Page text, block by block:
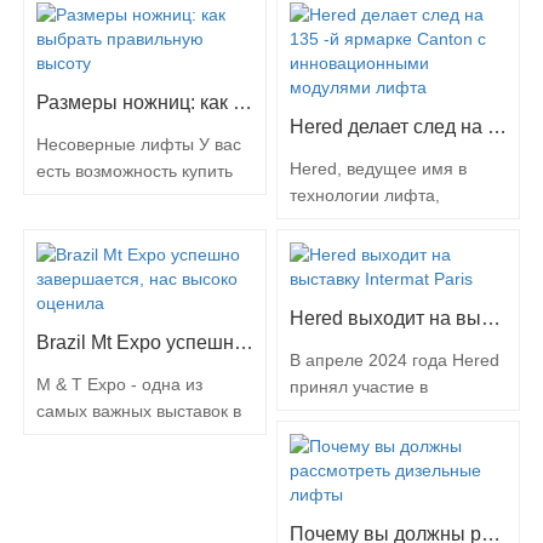
функционирует с
использованием
гидравлической руки,
воздушных рабочих
рабочих платформ
охватывают ряд
оборудования, в том…
Сучжоу в течение
26тур-27турМарт 2024 г.
Эта неделя стала
замечательного события в
сфере авиационной
платформы, лизинга в
Расположенный среди
живописной красоты и
технологического…
известны - являются
экономичными,
портативными моделями,
которые поднимают
одного или двух
работников. Эти машины
также известны как:
алюминиевые продукты,
персонала, подъемники,
протоколы и мобильные
Размеры ножниц: как выбрать правильную высоту
Несоверные лифты У вас
есть возможность купить
размерах каждый
предлагает разные высоты
платформы. 19-футовый
ножничный лифт: Этот
компактный ножничный
подъемник очень
маневренен, что делает
Hered делает след на 135 -й ярмарке Canton с инновационными модулями лифта
Hered, ведущее имя в
технологии лифта,
продемонстрировала свои
последние лифтные
кантонской ярмарке,
состоявшейся с 15 по 19
апреля. Это выдающееся
платформой для Hered
Lift, чтобы показать свою
приверженность
Brazil Mt Expo успешно завершается, нас высоко оценила
M & T Expo - одна из
самых важных выставок в
Hered выходит на выставку Intermat Paris
В апреле 2024 года Hered
принял участие в
выставке, состоявшейся в
Париже, Франция,
успешно завершив
Почему вы должны рассмотреть дизельные лифты